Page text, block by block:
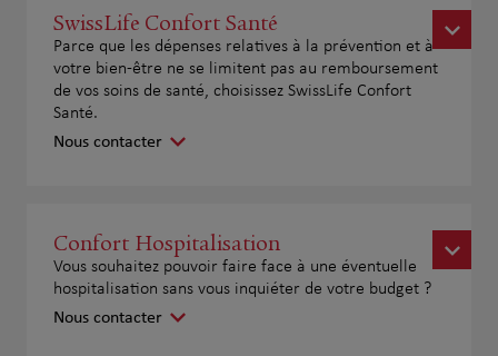
SwissLife Confort Santé
Parce que les dépenses relatives à la prévention et à
votre bien-être ne se limitent pas au remboursement
de vos soins de santé, choisissez SwissLife Confort
Santé.
Nous contacter
Confort Hospitalisation
Vous souhaitez pouvoir faire face à une éventuelle
hospitalisation sans vous inquiéter de votre budget ?
Nous contacter